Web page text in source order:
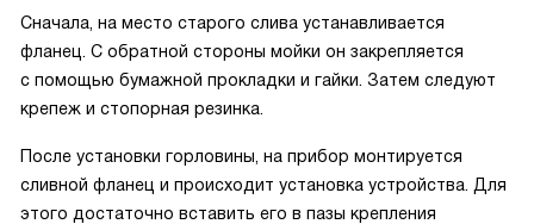
Сначала, на место старого слива устанавливается
фланец. С обратной стороны мойки он закрепляется
с помощью бумажной прокладки и гайки. Затем следуют
крепеж и стопорная резинка.
После установки горловины, на прибор монтируется
сливной фланец и происходит установка устройства. Для
этого достаточно вставить его в пазы крепления